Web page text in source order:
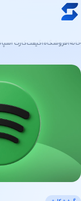
پرش به محتوای اصلی
قیمت ارز دیجیتال
فروشگاه
خانه›فروشگاه›گیفت‌کارت